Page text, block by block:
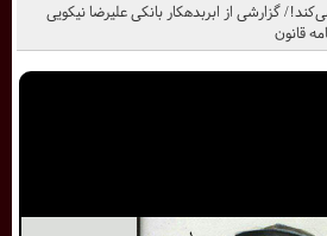
گزارشی از ابربدهکار بانکی علیرضا نیکویی
قانون